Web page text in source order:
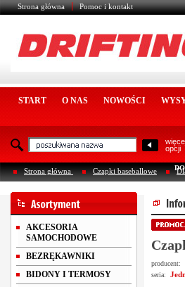
Strona główna Pomoc i kontakt
START O NAS NOWOŚCI
opcji
Strona główna Czapki baseballowe
AKCESORIA
SAMOCHODOWE
BEZRĘKAWNIKI
BIDONY I TERMOSY
producent:
seria: